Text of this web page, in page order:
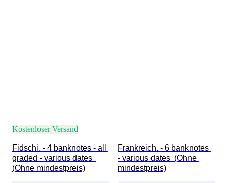
Kostenloser Versand
Fidschi. - 4 banknotes - all
graded - various dates
(Ohne mindestpreis)
Frankreich. - 6 banknotes
- various dates  (Ohne
mindestpreis)